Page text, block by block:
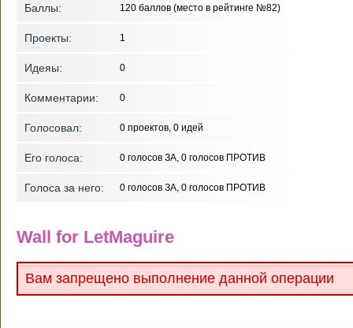
Баллы: 120 баллов (место в рейтинге №82)
Проекты: 1
Идеяы: 0
Комментарии: 0
Голосовал: 0 проектов, 0 идей
Его голоса: 0 голосов ЗА, 0 голосов ПРОТИВ
Голоса за него: 0 голосов ЗА, 0 голосов ПРОТИВ
Wall for LetMaguire
Вам запрещено выполнение данной операции